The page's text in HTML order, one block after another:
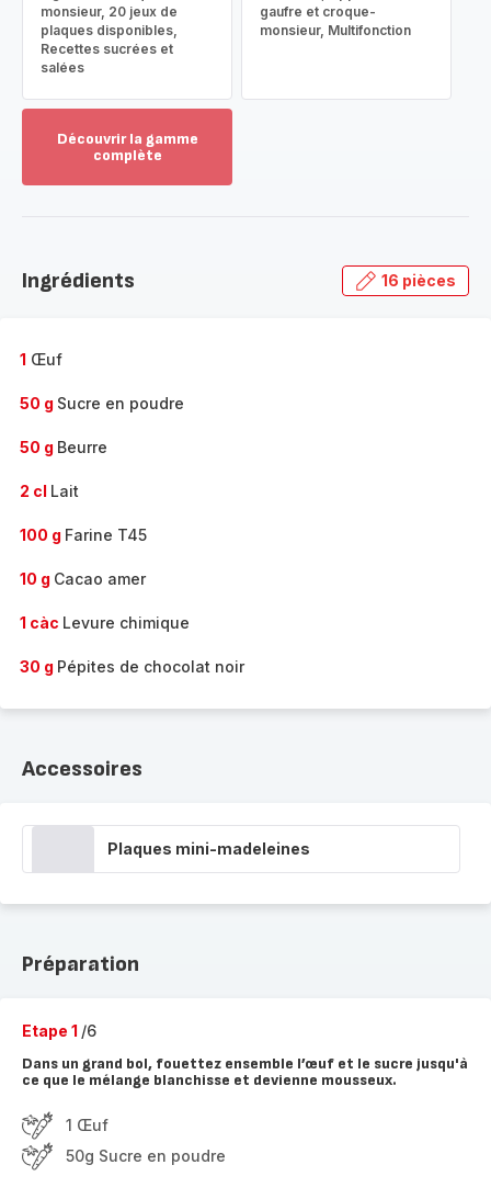
monsieur, 20 jeux de
plaques disponibles,
Recettes sucrées et
salées
gaufre et croque-
monsieur, Multifonction
Découvrir la gamme
complète
gamme
Ingrédients 16 pièces
1 Œuf
50 g Sucre en poudre
50 g Beurre
2 cl Lait
100 g Farine T45
10 g Cacao amer
1 càc Levure chimique
30 g Pépites de chocolat noir
Accessoires
Plaques mini-madeleines
Préparation
Etape 1 /6
Dans un grand bol, fouettez ensemble l’œuf et le sucre jusqu'à
ce que le mélange blanchisse et devienne mousseux.
1 Œuf
50g Sucre en poudre